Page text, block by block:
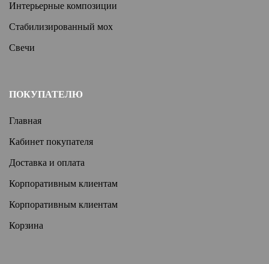
Интерьерные композиции
Стабилизированный мох
Свечи
ПОКУПАТЕЛЮ
Главная
Кабинет покупателя
Доставка и оплата
Корпоративным клиентам
Корпоративным клиентам
Корзина